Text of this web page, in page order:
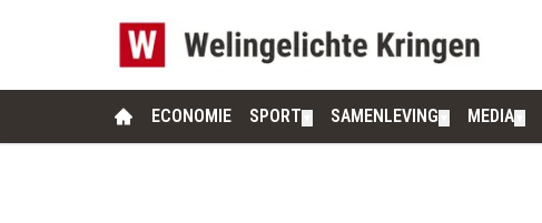
ECONOMIE SPORT SAMENLEVING MEDIA